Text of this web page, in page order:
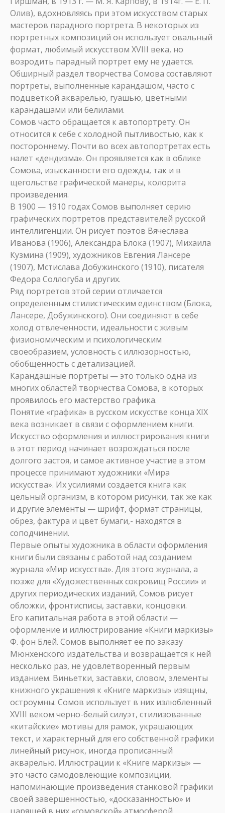
Олив), вдохновляясь при этом искусством старых
мастеров парадного портрета. В некоторых из
портретных композиций он использует овальный
формат, любимый искусством XVIII века, но
возродить парадный портрет ему не удается.
Обширный раздел творчества Сомова составляют
портреты, выполненные карандашом, часто с
подцветкой акварелью, гуашью, цветными
карандашами или белилами.
Сомов часто обращается к автопортрету. Он
относится к себе с холодной пытливостью, как к
постороннему. Почти во всех автопортретах есть
налет «дендизма». Он проявляется как в облике
Сомова, изысканности его одежды, так и в
щегольстве графической манеры, колорита
произведения.
В 1900 — 1910 годах Сомов выполняет серию
графических портретов представителей русской
интеллигенции. Он рисует поэтов Вячеслава
Иванова (1906), Александра Блока (1907), Михаила
Кузмина (1909), художников Евгения Лансере
(1907), Мстислава Добужинского (1910), писателя
Федора Соллогуба и других.
Ряд портретов этой серии отличается
определенным стилистическим единством (Блока,
Лансере, Добужинского). Они соединяют в себе
холод отвлеченности, идеальности с живым
физиономическим и психологическим
своеобразием, условность с иллюзорностью,
обобщенность с детализацией.
Карандашные портреты — это только одна из
многих областей творчества Сомова, в которых
проявилось его мастерство графика.
Понятие «графика» в русском искусстве конца XIX
века возникает в связи с оформлением книги.
Искусство оформления и иллюстрирования книги
в этот период начинает возрождаться после
долгого застоя, и самое активное участие в этом
процессе принимают художники «Мира
искусства». Их усилиями создается книга как
цельный организм, в котором рисунки, так же как
и другие элементы — шрифт, формат страницы,
обрез, фактура и цвет бумаги,- находятся в
соподчинении.
Первые опыты художника в области оформления
книги были связаны с работой над созданием
журнала «Мир искусства». Для этого журнала, а
позже для «Художественных сокровищ России» и
других периодических изданий, Сомов рисует
обложки, фронтисписы, заставки, концовки.
Его капитальная работа в этой области —
оформление и иллюстрирование «Книги маркизы»
Ф. фон Блей. Сомов выполняет ее по заказу
Мюнхенского издательства и возвращается к ней
несколько раз, не удовлетворенный первым
изданием. Виньетки, заставки, словом, элементы
книжного украшения к «Книге маркизы» изящны,
остроумны. Сомов использует в них излюбленный
XVIII веком черно-белый силуэт, стилизованные
«китайские» мотивы для рамок, украшающих
текст, и характерный для его собственной графики
линейный рисунок, иногда прописанный
акварелью. Иллюстрации к «Книге маркизы» —
это часто самодовлеющие композиции,
напоминающие произведения станковой графики
своей завершенностью, «досказанностью» и